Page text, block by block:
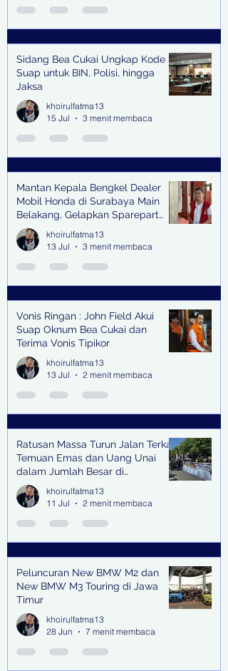
Sidang Bea Cukai Ungkap Kode
Suap untuk BIN, Polisi, hingga
Jaksa
khoirulfatma13
15 Jul
3 menit membaca
Mantan Kepala Bengkel Dealer
Mobil Honda di Surabaya Main
Belakang, Gelapkan Sparepart
Senilai Rp 1,9 Miliar
khoirulfatma13
13 Jul
3 menit membaca
Vonis Ringan : John Field Akui
Suap Oknum Bea Cukai dan
Terima Vonis Tipikor
khoirulfatma13
13 Jul
2 menit membaca
Ratusan Massa Turun Jalan Terkait
Temuan Emas dan Uang Unai
dalam Jumlah Besar di
Lingkungan Jampidsus Kejaksaan
Agung RI di Jakarta
khoirulfatma13
11 Jul
2 menit membaca
Peluncuran New BMW M2 dan
New BMW M3 Touring di Jawa
Timur
khoirulfatma13
28 Jun
7 menit membaca